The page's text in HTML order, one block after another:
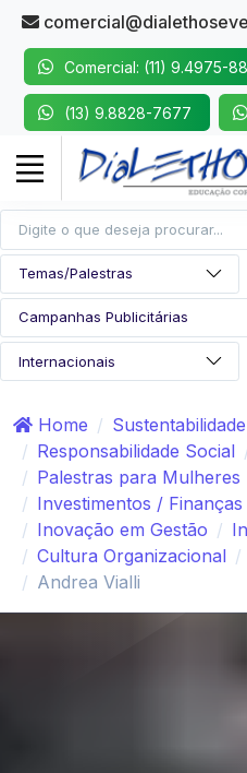
Comercial: (11) 9.4975-
(13) 9.8828-7677
Home
Responsabilidade Social
Palestras para Mulheres
Investimentos / Finanças
Inovação em Gestão
Cultura Organizacional
Andrea Vialli